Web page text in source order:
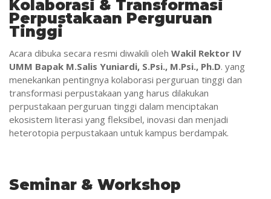
Kolaborasi & Transformasi
Perpustakaan Perguruan
Tinggi
Acara dibuka secara resmi diwakili oleh Wakil Rektor IV
UMM Bapak M.Salis Yuniardi, S.Psi., M.Psi., Ph.D. yang
menekankan pentingnya kolaborasi perguruan tinggi dan
transformasi perpustakaan yang harus dilakukan
perpustakaan perguruan tinggi dalam menciptakan
ekosistem literasi yang fleksibel, inovasi dan menjadi
heterotopia perpustakaan untuk kampus berdampak.
Seminar & Workshop